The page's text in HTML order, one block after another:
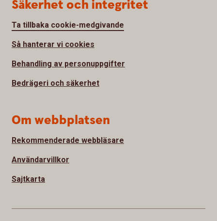
Säkerhet och integritet
Ta tillbaka cookie-medgivande
Så hanterar vi cookies
Behandling av personuppgifter
Bedrägeri och säkerhet
Om webbplatsen
Rekommenderade webbläsare
Användarvillkor
Sajtkarta